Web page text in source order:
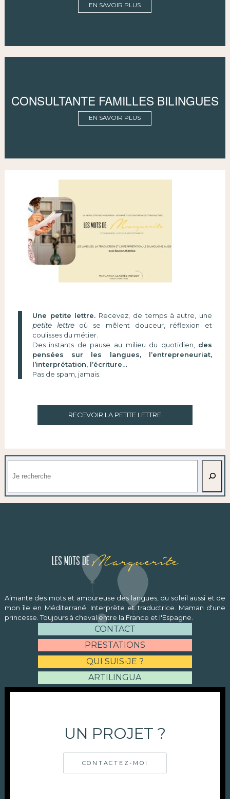
EN SAVOIR PLUS
CONSULTANTE FAMILLES BILINGUES
EN SAVOIR PLUS
Une petite lettre. Recevez, de temps à autre, une
petite lettreoù se mêlent douceur, réflexion et
coulisses du métier.
Des instants de pause au milieu du quotidien, des
pensées sur les langues, l’entrepreneuriat,
l’interprétation, l’écriture…
Pas de spam, jamais.
RECEVOIR LA PETITE LETTRE
Les mots de Marguerite
Aimante des mots et amoureuse des langues, du soleil aussi et de
mon île en Méditerrané. Interprète et traductrice. Maman d'une
princesse. Toujours à cheval entre la France et l'Espagne.
CONTACT
PRESTATIONS
QUI SUIS-JE ?
ARTILINGUA
UN PROJET ?
CONTACTEZ-MOI